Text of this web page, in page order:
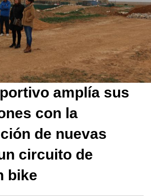
amplía sus
con la
de nuevas
circuito de
bike